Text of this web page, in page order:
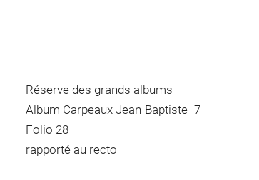
Réserve des grands albums
Album Carpeaux Jean-Baptiste -7-
Folio 28
rapporté au recto